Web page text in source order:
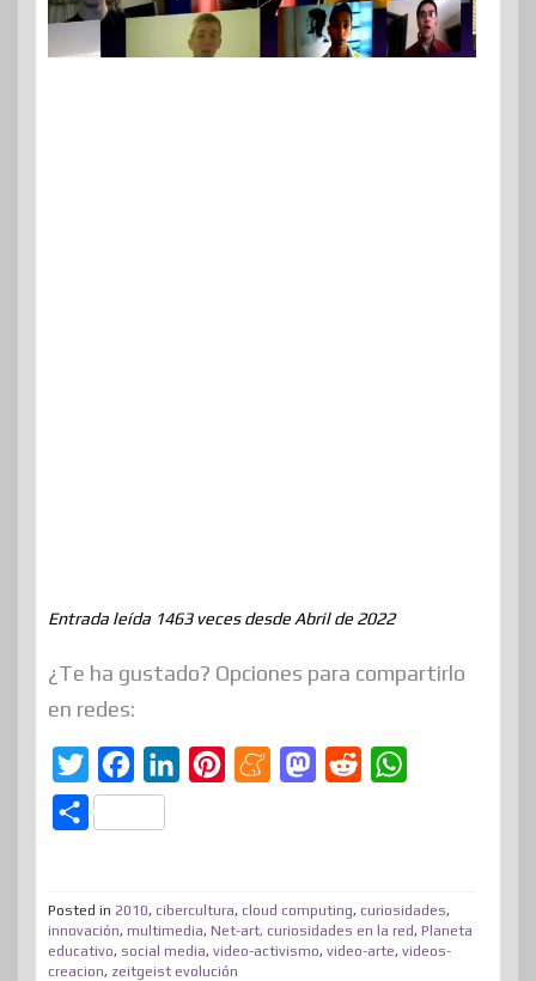
Entrada leída 1463 veces desde Abril de 2022
¿Te ha gustado? Opciones para compartirlo
en redes:
w
t
e
a
c
b
o
e
d
e
r
M
a
m
M
o
d
i
t
s
A
C
p
a
Posted in 2010, cibercultura, cloud computing, curiosidades,
innovación, multimedia, Net-art, curiosidades en la red, Planeta
educativo, social media, video-activismo, video-arte, videos-
creacion, zeitgeist evolución